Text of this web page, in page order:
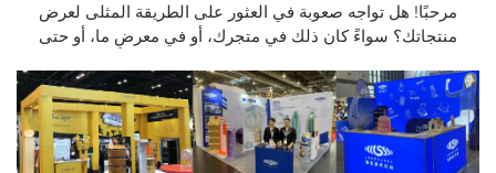
مرحبًا! هل تواجه صعوبة في العثور على الطريقة المثلى لعرض
منتجاتك؟ سواءً كان ذلك في متجرك، أو في معرضٍ ما، أو حتى
الخاصة بنا. ١. مواد استثنائية: خشب رقائقي صديق للبيئة...